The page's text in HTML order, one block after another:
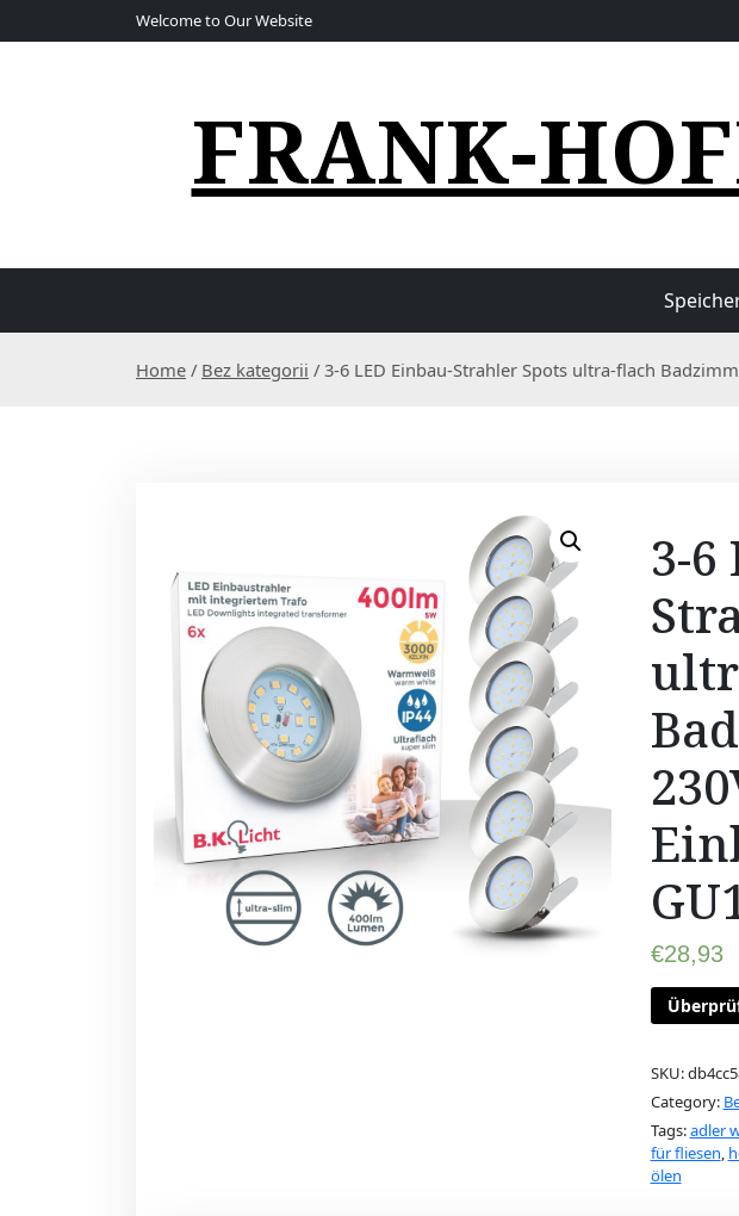
k
t
n
Welcome to Our Website
FRANK-
Home / Bez kategorii / 3-6 LED Einbau-Strahler Spots ultra-flach
3-6
€28,93
SKU:
Category:
Tags:adler
für fliesen,
ölen